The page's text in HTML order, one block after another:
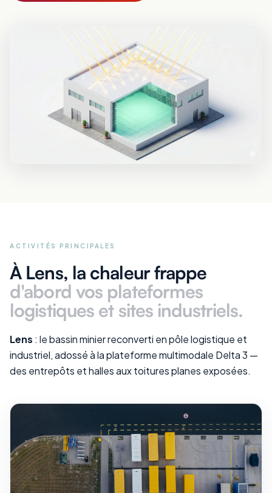
ACTIVITÉS PRINCIPALES
À Lens, la chaleur frappe
d'abord vos plateformes
logistiques et sites industriels.
Lens : le bassin minier reconverti en pôle logistique et
industriel, adossé à la plateforme multimodale Delta 3 —
des entrepôts et halles aux toitures planes exposées.